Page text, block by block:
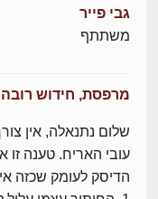
גבי פייר
משתתף
מרפסת, חידוש רובה
שלום נתנאלה, אין
עובי האריח. טענה זו
הדיסק לעומק שכזה